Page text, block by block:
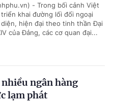
- Trong bối cảnh Việt
triển khai đường lối đối ngoại
hiện đại theo tinh thần Đại
của Đảng, các cơ quan đại...
ngân hàng
lạm phát